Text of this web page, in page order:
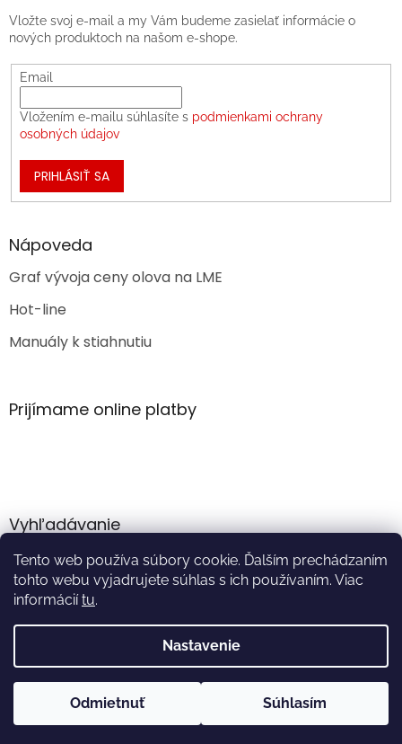
Tento web používa súbory cookie. Ďalším prechádzaním
tohto webu vyjadrujete súhlas s ich používaním. Viac
informáciítu.
Nastavenie
Odmietnuť Súhlasím
Vložte svoj e-mail a my Vám budeme zasielať informácie o
nových produktoch na našom e-shope.
Email
Vložením e-mailu súhlasíte s podmienkami ochrany
osobných údajov
PRIHLÁSIŤ SA
Nápoveda
Graf vývoja ceny olova na LME
Hot-line
Manuály k stiahnutiu
Prijímame online platby
Vyhľadávanie
HĽADAŤ
Vytvoril Shoptet
Copyright 2026Akumulator.sk . Všetky práva vyhradené.